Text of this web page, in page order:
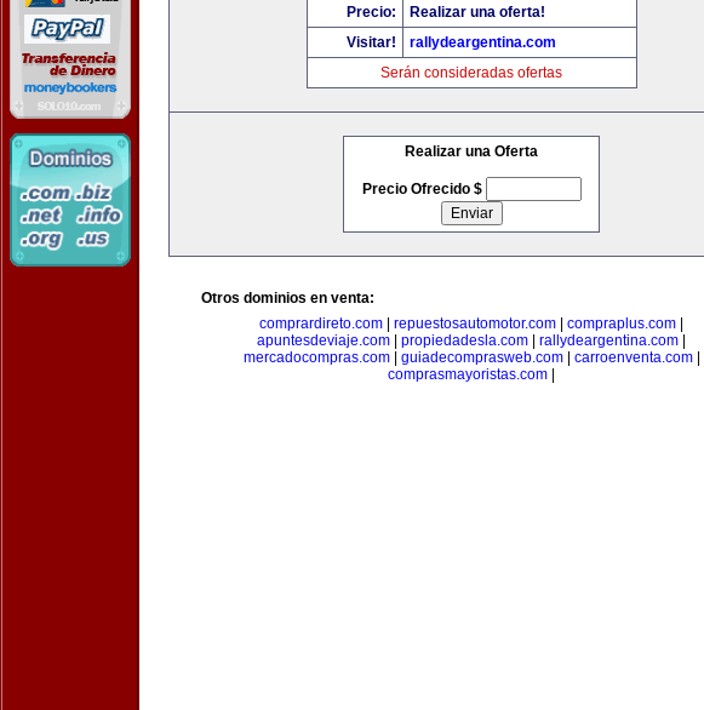
Precio:
Realizar una oferta!
Visitar!
rallydeargentina.com
Serán consideradas ofertas
Realizar una Oferta
Precio Ofrecido $
Otros dominios en venta:
comprardireto.com
repuestosautomotor.com compraplus.com
apuntesdeviaje.com
propiedadesla.com rallydeargentina.com
mercadocompras.com| guiadecomprasweb.com| carroenventa.com|
comprasmayoristas.com